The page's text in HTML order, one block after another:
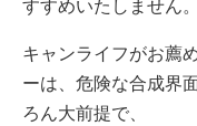
キャンライフがお薦
ーは、危険な合成界
ろん大前提で、